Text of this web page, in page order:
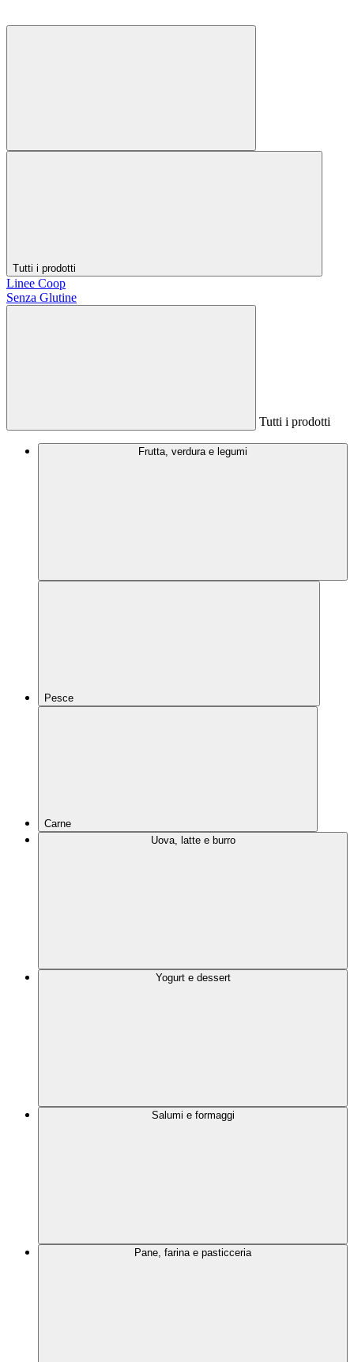
Tutti i prodotti
Linee Coop
Senza Glutine
Tutti i prodotti
Frutta, verdura e legumi
Pesce
Carne
Uova, latte e burro
Yogurt e dessert
Salumi e formaggi
Pane, farina e pasticceria